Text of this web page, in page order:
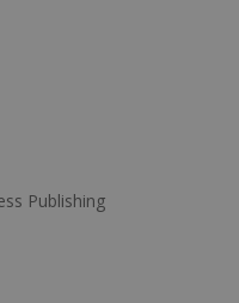
Publishing